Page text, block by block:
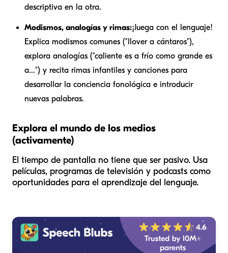
descriptiva en la otra.
Modismos, analogías y rimas:¡Juega con el lenguaje!
Explica modismos comunes ("llover a cántaros"),
explora analogías ("caliente es a frío como grande es
a...") y recita rimas infantiles y canciones para
desarrollar la conciencia fonológica e introducir
nuevas palabras.
Explora el mundo de los medios
(activamente)
El tiempo de pantalla no tiene que ser pasivo. Usa
películas, programas de televisión y podcasts como
oportunidades para el aprendizaje del lenguaje.